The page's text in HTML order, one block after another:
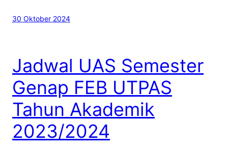
30 Oktober 2024
Jadwal UAS Semester
Genap FEB UTPAS
Tahun Akademik
2023/2024